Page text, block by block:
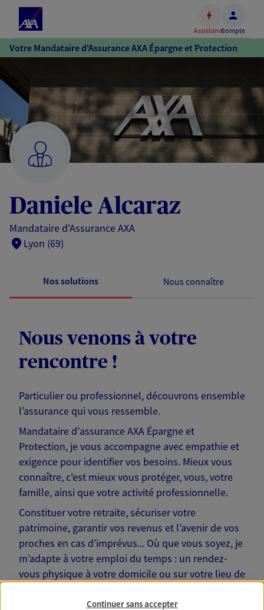
Accéder
au
Accéder
au
pied
de
page
AssistanceCompte
Votre Mandataire d'Assurance AXA Épargne et Protection
Daniele Alcaraz
Mandataire d'Assurance AXA
Lyon (69)
Nos solutions Nous connaître
Nous venons à votre
rencontre !
Particulier ou professionnel, découvrons ensemble
l’assurance qui vous ressemble.
Mandataire d'assurance AXA Épargne et
Protection, je vous accompagne avec empathie et
exigence pour identifier vos besoins. Mieux vous
connaître, c'est mieux vous protéger, vous, votre
famille, ainsi que votre activité professionnelle.
Constituer votre retraite, sécuriser votre
patrimoine, garantir vos revenus et l’avenir de vos
proches en cas d’imprévus... Où que vous soyez, je
m’adapte à votre emploi du temps : un rendez-
vous physique à votre domicile ou sur votre lieu de
Continuer sans accepter